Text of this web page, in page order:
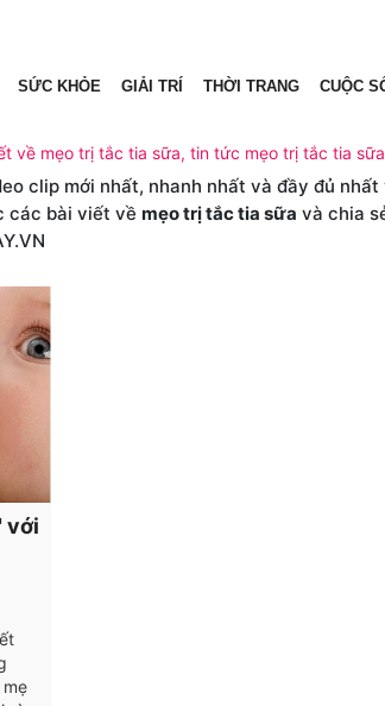
SỨC KHỎE GIẢI TRÍ THỜI TRANG CUỘC
về mẹo trị tắc tia sữa, tin tức mẹo trị tắc tia sữa
clip mới nhất, nhanh nhất và đầy đủ nhất
các bài viết về mẹo trị tắc tia sữa và chia
với